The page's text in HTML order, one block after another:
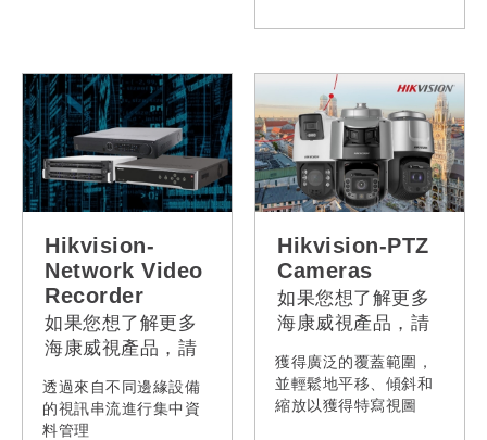
Hikvision-
Network Video
Recorder
如果您想了解更多
海康威視產品，請
透過來自不同邊緣設備
的視訊串流進行集中資
料管理
Hikvision-PTZ
Cameras
如果您想了解更多
海康威視產品，請
獲得廣泛的覆蓋範圍，
並輕鬆地平移、傾斜和
縮放以獲得特寫視圖